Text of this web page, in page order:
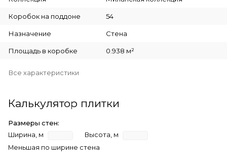
Коробок на поддоне 54
Назначение Стена
Площадь в коробке 0.938 м²
Все характеристики
Калькулятор плитки
Размеры стен:
Ширина, м
Высота, м
Меньшая по ширине стена